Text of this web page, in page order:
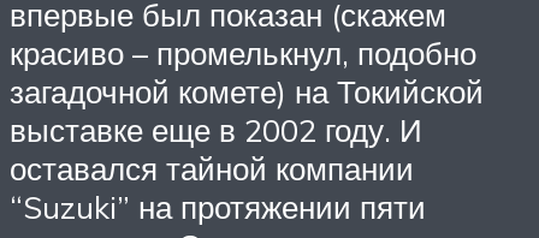
впервые был показан (скажем
красиво – промелькнул, подобно
загадочной комете) на Токийской
выставке еще в 2002 году. И
оставался тайной компании
“Suzuki” на протяжении пяти